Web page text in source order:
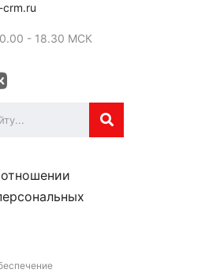
crm.ru
- 18.30 МСК